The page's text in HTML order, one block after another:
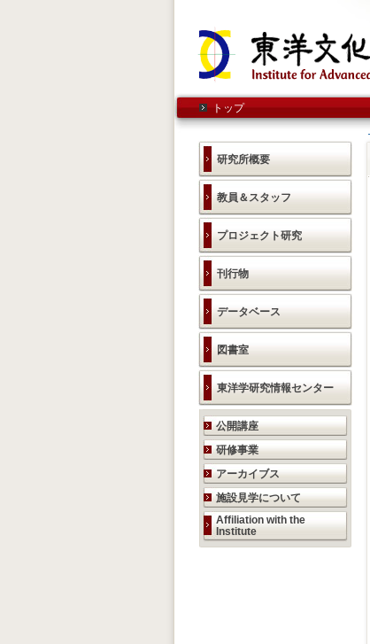
トップ
研究所概要
教員＆スタッフ
プロジェクト研究
刊行物
データベース
図書室
東洋学研究情報センター
研究活動のご案内
公開講座
研修事業
アーカイブス
施設見学について
Affiliation with the
Institute